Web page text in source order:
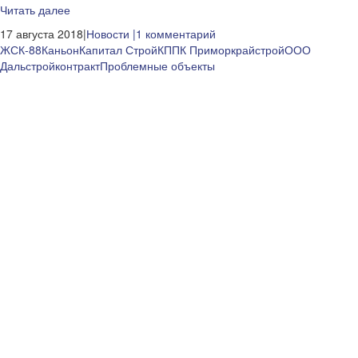
Читать далее
17 августа 2018|Новости |1 комментарий
ЖСК-88КаньонКапитал СтройКППК ПриморкрайстройООО
ДальстройконтрактПроблемные объекты